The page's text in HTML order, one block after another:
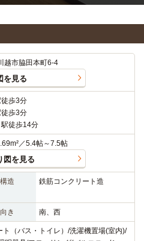
市脇田本町6-4
を見る
歩3分
徒歩3分
徒歩14分
／5.4帖～7.5帖
図を見る
構造 鉄筋コンクリート造
向き 南、西
ト（バス・トイレ）/洗濯機置場(室内)/